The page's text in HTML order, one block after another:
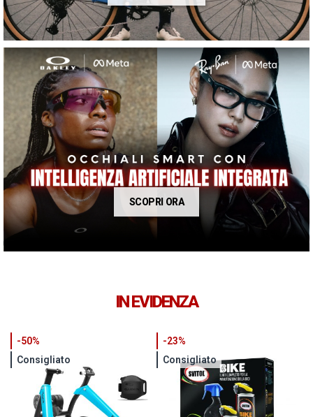
SCOPRI ORA
IN EVIDENZA
-50%
Consigliato
-23%
Consigliato